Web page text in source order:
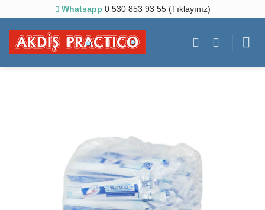
content
Whatsapp 0 530 853 93 55 (Tıklayınız)